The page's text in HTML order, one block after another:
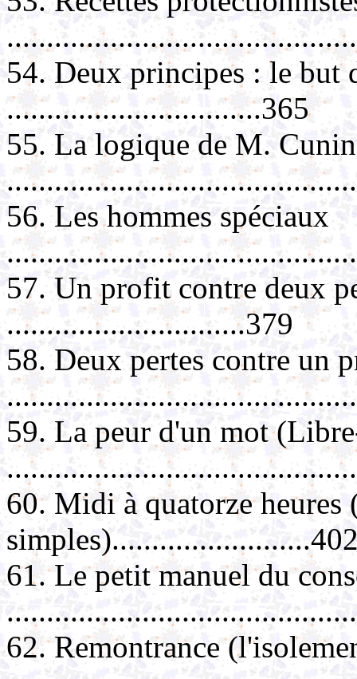
54. Deux principes : le but
................................365
55. La logique de M.
56. Les hommes spéciaux
57. Un profit contre deux
..............................379
58. Deux pertes contre un
59. La peur d'un mot
60. Midi à quatorze heures
61. Le petit manuel du
62. Remontrance